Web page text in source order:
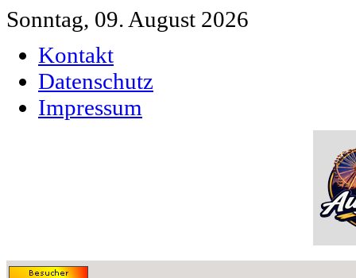
Sonntag, 09. August 2026
Kontakt
Datenschutz
Impressum